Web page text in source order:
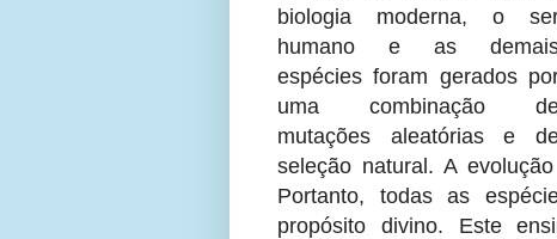
biologia moderna, o
humano e as
espécies foram gerados
uma combinação
mutações aleatórias e
seleção natural. A
Portanto, todas as
propósito divino. Este